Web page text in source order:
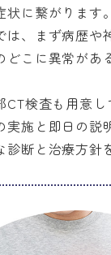
状に繋がります。
は、まず病歴や
どこに異常があ
CT検査も用意
実施と即日の説
診断と治療方針